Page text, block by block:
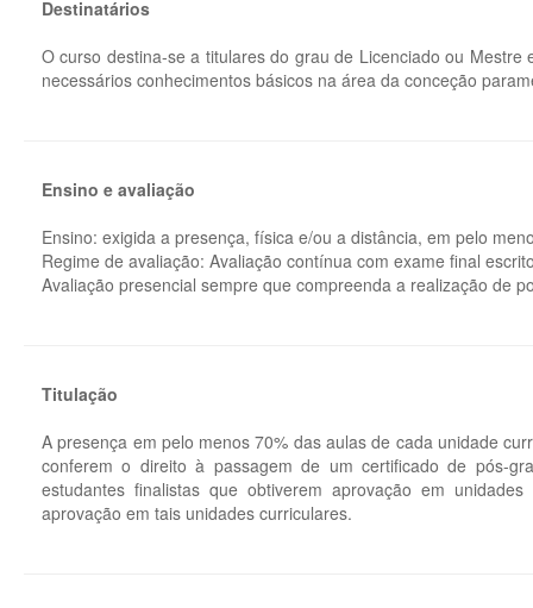
Destinatários
O curso destina-se a titulares do grau de Licenciado ou
necessários conhecimentos básicos na área da conceção
Ensino e avaliação
Ensino: exigida a presença, física e/ou a distância, em pelo
Regime de avaliação: Avaliação contínua com exame final
Avaliação presencial sempre que compreenda a realização de
Titulação
A presença em pelo menos 70% das aulas de cada unidade
conferem o direito à passagem de um certificado de pós-
estudantes finalistas que obtiverem aprovação em
aprovação em tais unidades curriculares.